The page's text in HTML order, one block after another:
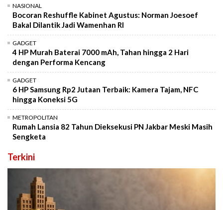
NASIONAL
Bocoran Reshuffle Kabinet Agustus: Norman Joesoef
Bakal Dilantik Jadi Wamenhan RI
GADGET
4 HP Murah Baterai 7000 mAh, Tahan hingga 2 Hari
dengan Performa Kencang
GADGET
6 HP Samsung Rp2 Jutaan Terbaik: Kamera Tajam, NFC
hingga Koneksi 5G
METROPOLITAN
Rumah Lansia 82 Tahun Dieksekusi PN Jakbar Meski Masih
Sengketa
Terkini